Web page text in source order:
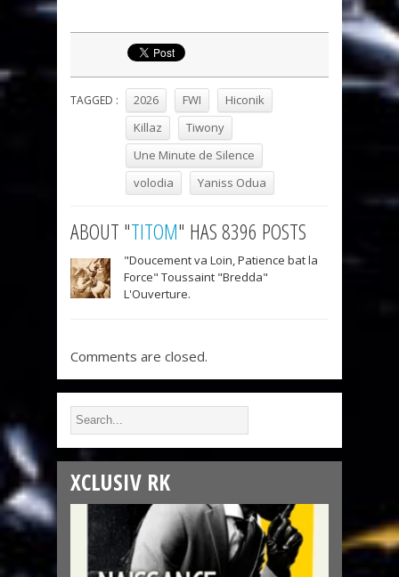
TAGGED : 2026 FWI
Hiconik
Killaz
Tiwony
Une Minute de Silence
volodia
Yaniss Odua
ABOUT "TITOM" HAS 8396 POSTS
"Doucement va Loin, Patience bat la
Force" Toussaint "Bredda"
L'Ouverture.
Comments are closed.
XCLUSIV RK